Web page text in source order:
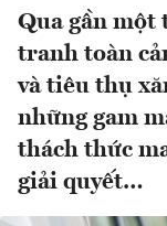
Qua gần một
tranh toàn
và tiêu thụ
những gam
thách thức
giải quyết…